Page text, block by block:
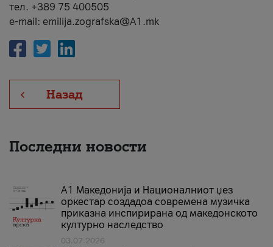
тел. +389 75 400505
e-mail: emilija.zografska@A1.mk
Назад
Последни новости
А1 Македонија и Националниот џез
оркестар создадоа современа музичка
приказна инспирирана од македонското
културно наследство
03.07.2026